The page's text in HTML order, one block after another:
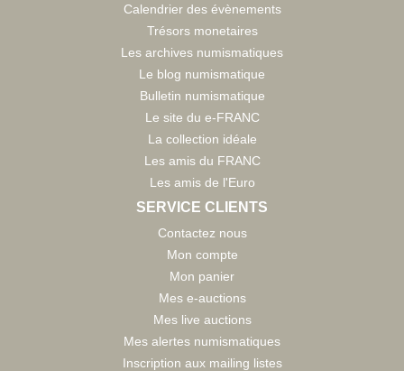
Calendrier des évènements
Trésors monetaires
Les archives numismatiques
Le blog numismatique
Bulletin numismatique
Le site du e-FRANC
La collection idéale
Les amis du FRANC
Les amis de l'Euro
SERVICE CLIENTS
Contactez nous
Mon compte
Mon panier
Mes e-auctions
Mes live auctions
Mes alertes numismatiques
Inscription aux mailing listes